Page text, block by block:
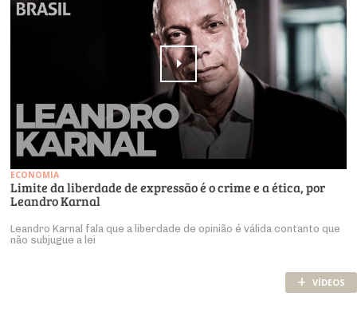
ECONOMIA
Limite da liberdade de expressão é o crime e a ética, por
Leandro Karnal
Leandro Karnal fala que a liberdade de opinião é válida contanto que
não subjugue a lei
+ VÍDEOS